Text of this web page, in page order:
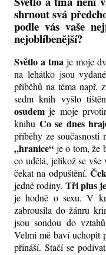
shrnout svá
podle vás vaše
nejoblíbenější?
Světlo a tmaje moje
na lehátko jsou
příběhů na téma např.
sedm knih vyšlo
osudem je moje
knihuCo se dnes
příběhy ze současnosti
„hranice“ je o tom, že
co udělá, jelikož se
čekat na odpuštění.
jedné rodiny. Tři plus
je hodně o sexu. V
zabrousila do žánru
jsou sondou do
Velmi mě baví uchopit
přináší. Stačí se